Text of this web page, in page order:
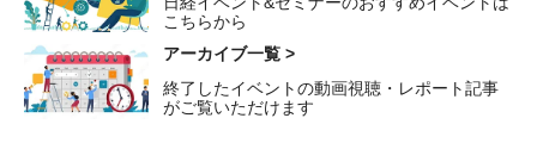
こちらから
アーカイブ一覧 >
終了したイベントの動画視聴・レポート記事
がご覧いただけます